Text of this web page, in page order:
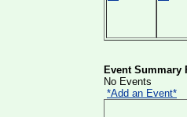
Event Summary
No Events
*Add an Event*